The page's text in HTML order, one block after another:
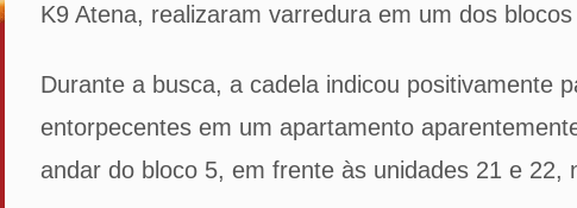
K9 Atena, realizaram varredura em um dos
Durante a busca, a cadela indicou positivamente
entorpecentes em um apartamento
andar do bloco 5, em frente às unidades 21 e 22,